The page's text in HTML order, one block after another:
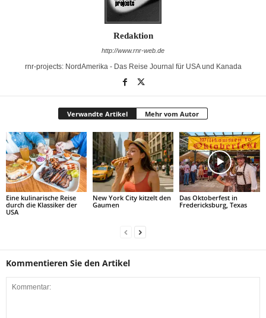
Redaktion
http://www.rnr-web.de
rnr-projects: NordAmerika - Das Reise Journal für USA und Kanada
Verwandte Artikel Mehr vom Autor
Eine kulinarische Reise
durch die Klassiker der
USA
New York City kitzelt den
Gaumen
Das Oktoberfest in
Fredericksburg, Texas
Kommentieren Sie den Artikel